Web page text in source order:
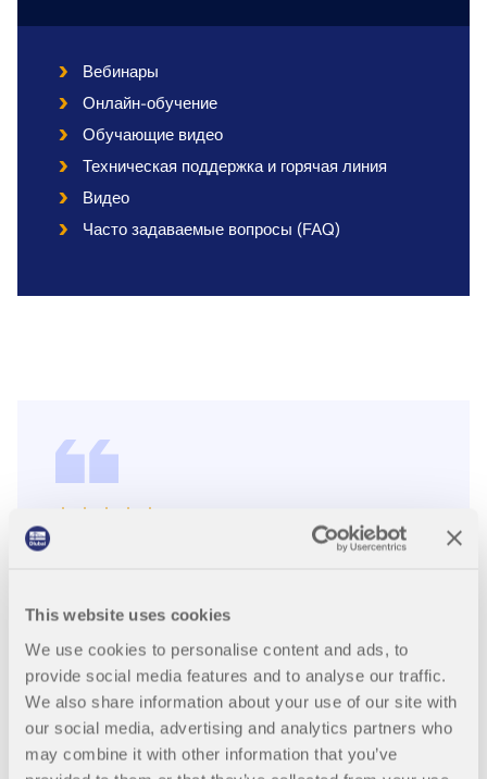
This website uses cookies
We use cookies to personalise content and ads, to
provide social media features and to analyse our traffic.
We also share information about your use of our site with
our social media, advertising and analytics partners who
may combine it with other information that you’ve
Вебинары
Онлайн-обучение
Обучающие видео
Техническая поддержка и горячая линия
Видео
Часто задаваемые вопросы (FAQ)
RFEM, незаменимая программ
Я использую RFEM 6 в своих расчётных проектах
по стальным конструкциям в Италии и за рубежом
уже несколько лет, и теперь она стала незаменимой!
Геометрическое моделирование, которое всегда
было быстрым и точным, теперь выполнено легко и
удобно благодаря внутренним инструментам CAD.
Можно легко смоделировать любой тип